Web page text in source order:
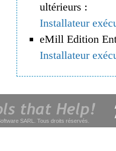
ultérieurs :
Installateur
eMill Edition
Installateur
SARL. Tous droits réservés.